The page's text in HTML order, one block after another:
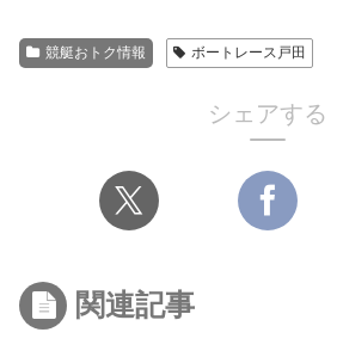
競艇おトク情報 ボートレース戸田
シェアする
関連記事